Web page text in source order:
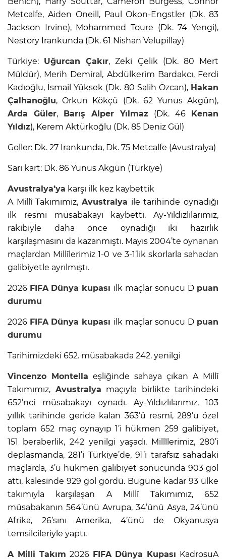
Metcalfe, Aiden Oneill, Paul Okon-Engstler (Dk. 83
Jackson Irvine), Mohammed Toure (Dk. 74 Yengi),
Nestory Irankunda (Dk. 61 Nishan Velupillay)
Türkiye: Uğurcan Çakır, Zeki Çelik (Dk. 80 Mert
Müldür), Merih Demiral, Abdülkerim Bardakcı, Ferdi
Kadıoğlu, İsmail Yüksek (Dk. 80 Salih Özcan), Hakan
Çalhanoğlu, Orkun Kökçü (Dk. 62 Yunus Akgün),
Arda Güler, Barış Alper Yılmaz (Dk. 46 Kenan
Yıldız), Kerem Aktürkoğlu (Dk. 85 Deniz Gül)
Goller: Dk. 27 Irankunda, Dk. 75 Metcalfe (Avustralya)
Sarı kart: Dk. 86 Yunus Akgün (Türkiye)
Avustralya’ya karşı ilk kez kaybettik
A Millî Takımımız, Avustralya ile tarihinde oynadığı
ilk resmi müsabakayı kaybetti. Ay-Yıldızlılarımız,
rakibiyle daha önce oynadığı iki hazırlık
karşılaşmasını da kazanmıştı. Mayıs 2004’te oynanan
maçlardan Millîlerimiz 1-0 ve 3-1’lik skorlarla sahadan
galibiyetle ayrılmıştı.
2026 FIFA Dünya kupası ilk maçlar sonucu D puan
durumu
2026 FIFA Dünya kupası ilk maçlar sonucu D puan
durumu
Tarihimizdeki 652. müsabakada 242. yenilgi
Vincenzo Montella eşliğinde sahaya çıkan A Millî
Takımımız, Avustralya maçıyla birlikte tarihindeki
652’nci müsabakayı oynadı. Ay-Yıldızlılarımız, 103
yıllık tarihinde geride kalan 363’ü resmî, 289’u özel
toplam 652 maç oynayıp 1’i hükmen 259 galibiyet,
151 beraberlik, 242 yenilgi yaşadı. Millîlerimiz, 280’i
deplasmanda, 281’i Türkiye’de, 91’i tarafsız sahadaki
maçlarda, 3’ü hükmen galibiyet sonucunda 903 gol
attı, kalesinde 929 gol gördü. Bugüne kadar 93 ülke
takımıyla karşılaşan A Millî Takımımız, 652
müsabakanın 564’ünü Avrupa, 34’ünü Asya, 24’ünü
Afrika, 26’sını Amerika, 4’ünü de Okyanusya
temsilcileriyle yaptı.
A Milli Takım 2026 FIFA Dünya Kupası KadrosuA